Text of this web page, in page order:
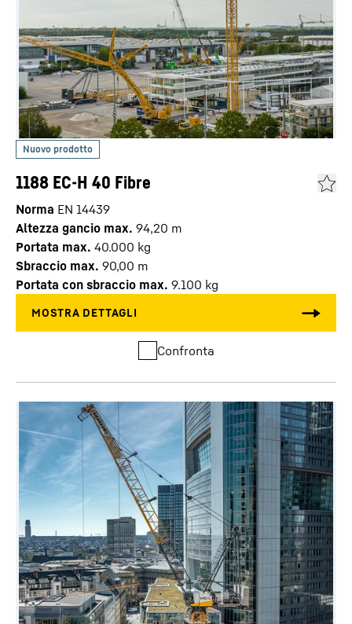
1188 EC-H 40 Fibre
Norma EN 14439
Altezza gancio max. 94,20 m
Portata max. 40.000 kg
Sbraccio max. 90,00 m
Portata con sbraccio max. 9.100 kg
Confronta